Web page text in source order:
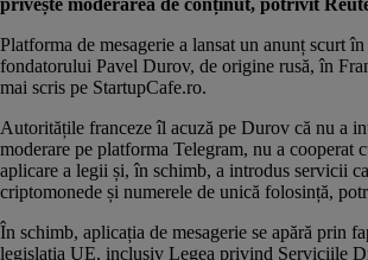
Platforma de mesagerie a lansat un anunț scurt
fondatorului Pavel Durov, de origine rusă, în
mai scris pe StartupCafe.ro.
Autoritățile franceze îl acuză pe Durov că nu a
moderare pe platforma Telegram, nu a cooperat
aplicare a legii și, în schimb, a introdus servicii
criptomonede și numerele de unică folosință,
În schimb, aplicația de mesagerie se apără prin
legislația UE, inclusiv Legea privind Serviciile